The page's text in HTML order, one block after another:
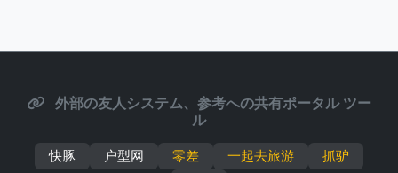
外部の友人システム、参考への共有ポータル ツー
ル
快豚 户型网 零差 一起去旅游
抓驴